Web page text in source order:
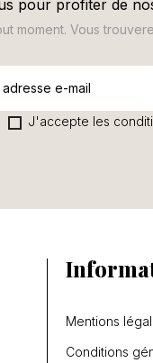
pour profiter de
moment. Vous
J'accepte les
Mentions
Conditions